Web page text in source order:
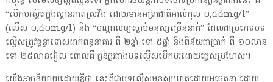
“បើកបរស្ថិតក្នុងស្ថានភាពស្រវឹង ដោយមានអត្រាជាតិអាល់កុល ០,៥៤mg/l”
(លើស ០,៤០mg/l) និង “បណ្តាលឲ្យស្លាប់មនុស្សច្រើននាក់” ដែលជាប្រភេទបទ
ល្មើសត្រូវផ្តន្ទាទោសដាក់ពន្ធនាគារ ពី ២ឆ្នាំ ទៅ ៥ឆ្នាំ និងពិន័យជាប្រាក់ ពី ១០លាន
ទៅ ២៥លានរៀល ពោលគឺ ធ្ងន់ធ្ងរជាងបទល្មើសបើកបរដោយធ្វេសប្រហែស។
យើងអាចនិយាយដោយខ្លីថា នេះគឺជាបទល្មើសមនុស្សឃាតដោយអចេតនា ដោយ